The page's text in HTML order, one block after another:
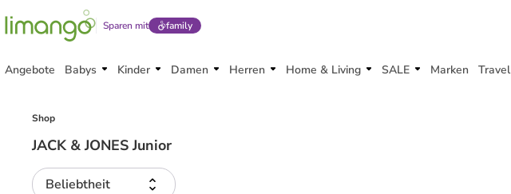
Sparen mit family
Angebote Babys Kinder Damen Herren Home & Living SALE Marken Travel
Shop
JACK & JONES Junior
Beliebtheit